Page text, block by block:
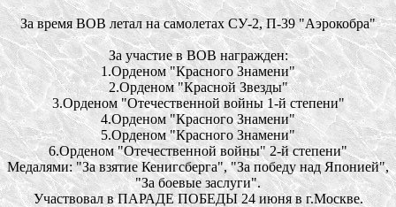
За время ВОВ летал на самолетах СУ-2, П-39 "Аэрокобра"
За участие в ВОВ награжден:
1.Орденом "Красного Знамени"
2.Орденом "Красной Звезды"
3.Орденом "Отечественной войны 1-й степени"
4.Орденом "Красного Знамени"
5.Орденом "Красного Знамени"
6.Орденом "Отечественной войны" 2-й степени"
Медалями: "За взятие Кенигсберга", "За победу над Японией",
"За боевые заслуги".
Участвовал в ПАРАДЕ ПОБЕДЫ 24 июня в г.Москве.